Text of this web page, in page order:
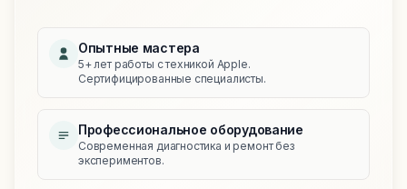
Опытные мастера
5+ лет работы с техникой Apple.
Сертифицированные специалисты.
Профессиональное оборудование
Современная диагностика и ремонт без
экспериментов.